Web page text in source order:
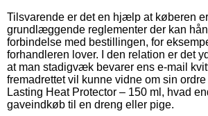
Tilsvarende er det en hjælp at køberen
grundlæggende reglementer der kan
forbindelse med bestillingen, for
forhandleren lover. I den relation er det
at man stadigvæk bevarer ens e-mail
fremadrettet vil kunne vidne om sin
Lasting Heat Protector – 150 ml, hvad
gaveindkøb til en dreng eller pige.